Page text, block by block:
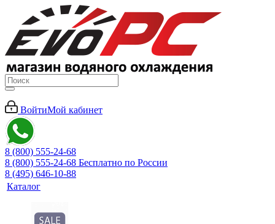
ВойтиМой кабинет
8 (800) 555-24-68
8 (800) 555-24-68 Бесплатно по России
8 (495) 646-10-88
Каталог